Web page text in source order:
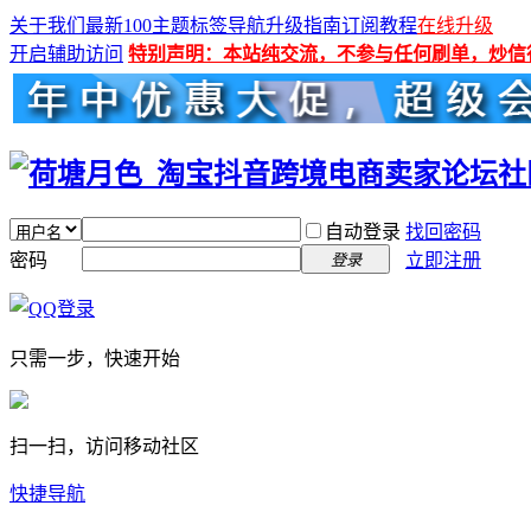
关于我们 最新100主题标签导航升级指南订阅教程在线升级
开启辅助访问 特别声明：本站纯交流，不参与任何刷单，炒信
自动登录 找回密码
密码
登录 立即注册
只需一步，快速开始
扫一扫，访问移动社区
快捷导航